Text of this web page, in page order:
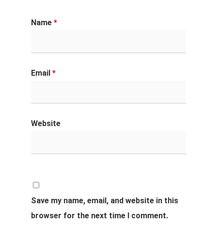
Name *
Email *
Website
Save my name, email, and website in this
browser for the next time I comment.